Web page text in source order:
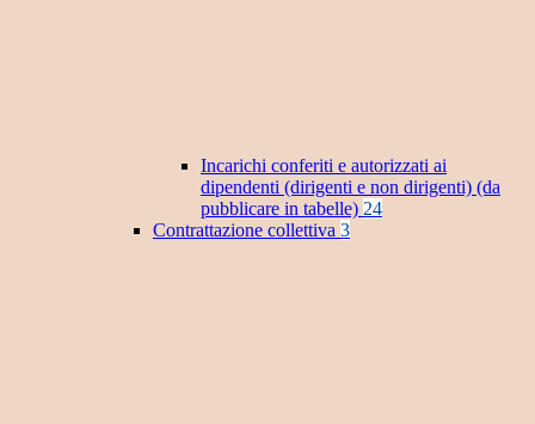
Incarichi conferiti e autorizzati ai
dipendenti (dirigenti e non dirigenti) (da
pubblicare in tabelle) 24
Contrattazione collettiva 3